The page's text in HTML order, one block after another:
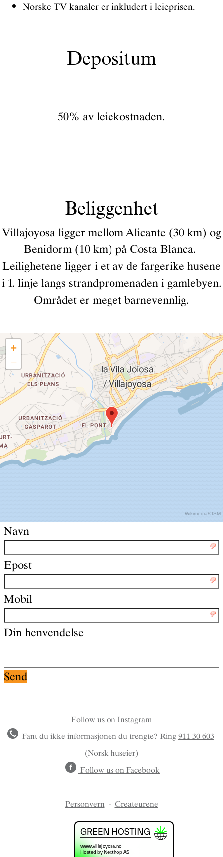
Norske TV kanaler er inkludert i leieprisen.
Depositum
50% av leiekostnaden.
Beliggenhet
Villajoyosa ligger mellom Alicante (30 km) og
Benidorm (10 km) på Costa Blanca.
Leilighetene ligger i et av de fargerike husene
i 1. linje langs strandpromenaden i gamlebyen.
Området er meget barnevennlig.
+
−
Wikimedia/OSM
Navn
Epost
Mobil
Din henvendelse
Follow us on Instagram
Fant du ikke informasjonen du trengte? Ring 911 30 603
(Norsk huseier)
Follow us on Facebook
Personvern- Createurene